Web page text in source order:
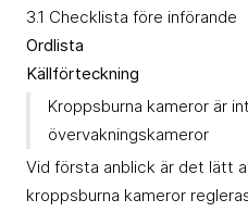
3.1 Checklista före införande
Ordlista
Källförteckning
Kroppsburna kameror är
övervakningskameror
Vid första anblick är det lätt
kroppsburna kameror